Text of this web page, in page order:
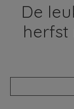
De
herfst